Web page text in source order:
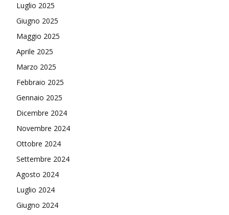
Luglio 2025
Giugno 2025
Maggio 2025
Aprile 2025
Marzo 2025
Febbraio 2025
Gennaio 2025
Dicembre 2024
Novembre 2024
Ottobre 2024
Settembre 2024
Agosto 2024
Luglio 2024
Giugno 2024